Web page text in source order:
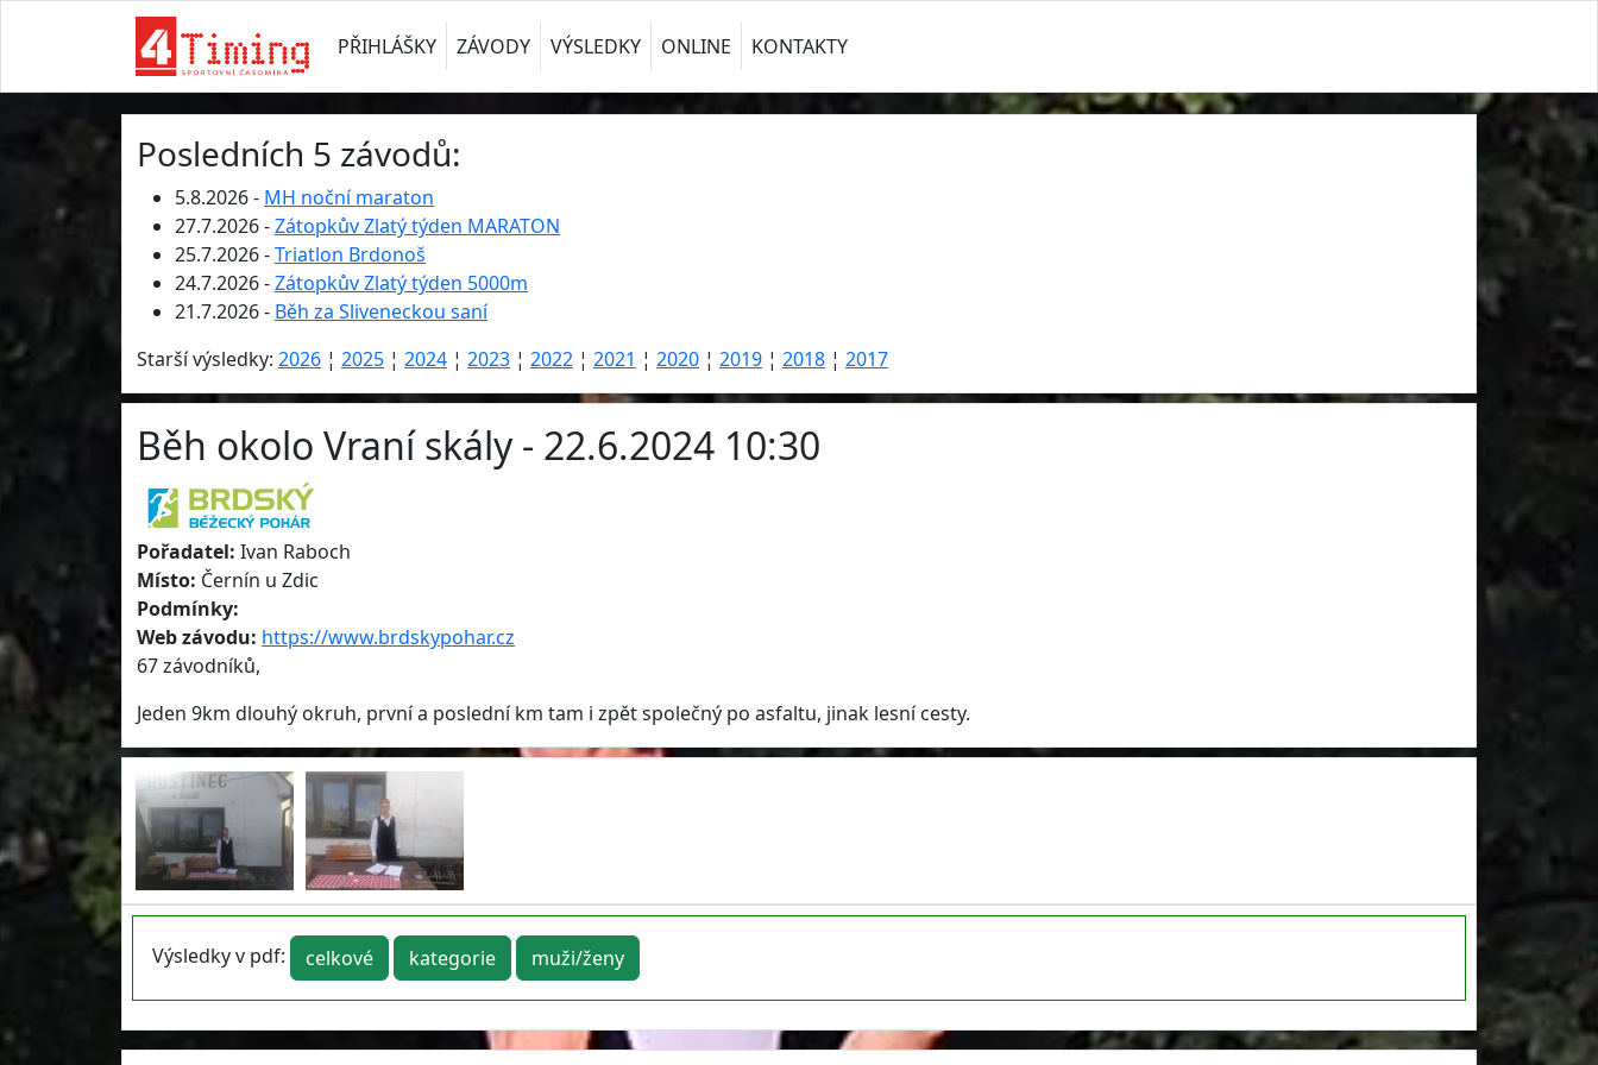
PŘIHLÁŠKY ZÁVODY VÝSLEDKY ONLINE KONTAKTY
Posledních 5 závodů:
5.8.2026 - MH noční maraton
27.7.2026 -Zátopkův Zlatý týden MARATON
25.7.2026 -Triatlon Brdonoš
24.7.2026 -Zátopkův Zlatý týden 5000m
21.7.2026 - Běh za Sliveneckou saní
Starší výsledky: 2026 ¦ 2025 ¦ 2024 ¦ 2023 ¦ 2022 ¦ 2021 ¦ 2020 ¦ 2019 ¦ 2018 ¦ 2017
Běh okolo Vraní skály - 22.6.2024 10:30
Pořadatel: Ivan Raboch
Místo: Černín u Zdic
Podmínky:
Web závodu: https://www.brdskypohar.cz
67 závodníků,
Jeden 9km dlouhý okruh, první a poslední km tam i zpět společný po asfaltu, jinak lesní cesty.
Výsledky v pdf: celkové kategorie muži/ženy